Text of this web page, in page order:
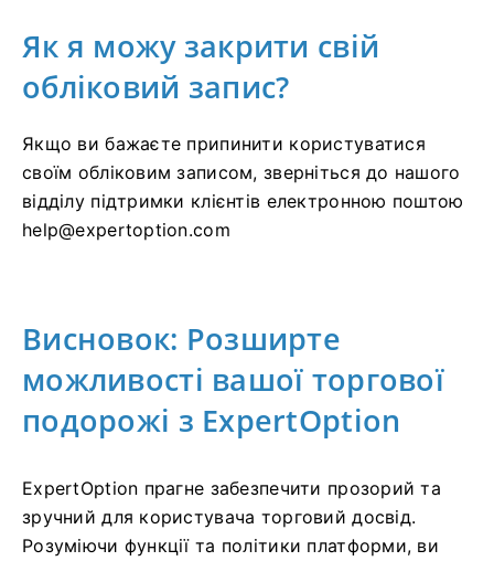
Як я можу закрити свій
обліковий запис?
Якщо ви бажаєте припинити користуватися
своїм обліковим записом, зверніться до нашого
відділу підтримки клієнтів електронною поштою
help@expertoption.com
Висновок: Розширте
можливості вашої торгової
подорожі з ExpertOption
ExpertOption прагне забезпечити прозорий та
зручний для користувача торговий досвід.
Розуміючи функції та політики платформи, ви